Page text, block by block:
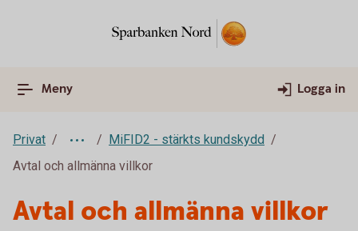
Meny Logga in
Privat
MiFID2 - stärkts kundskydd
Avtal och allmänna villkor
Avtal och allmänna villkor